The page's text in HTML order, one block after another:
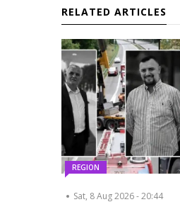
RELATED ARTICLES
REGION
Sat, 8 Aug 2026 - 20:44